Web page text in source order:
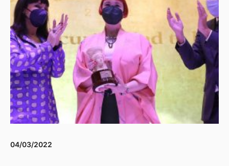
04/03/2022